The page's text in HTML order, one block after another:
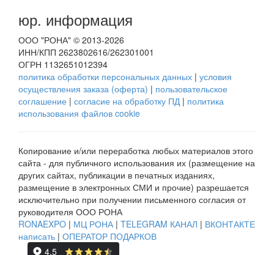
юр. информация
ООО "РОНА" © 2013-2026
ИНН/КПП 2623802616/262301001
ОГРН 1132651012394
политика обработки персональных данных | условия
осуществления заказа (оферта) | пользовательское
соглашение | согласие на обработку ПД | политика
использования файлов cookie
Копирование и/или переработка любых материалов этого
сайта - для публичного использования их (размещение на
других сайтах, публикации в печатных изданиях,
размещение в электронных СМИ и прочие) разрешается
исключительно при получении письменного согласия от
руководителя ООО РОНА
RONAEXPO | МЦ РОНА | TELEGRAM КАНАЛ | ВКОНТАКТЕ
написать | ОПЕРАТОР ПОДАРКОВ